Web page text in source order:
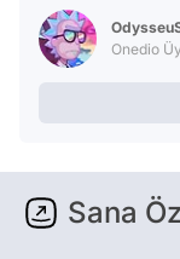
Onedio
Sana